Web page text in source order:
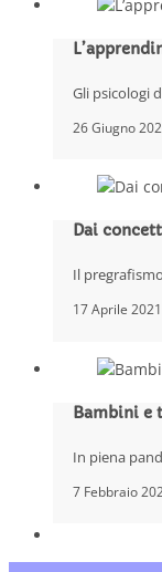
Gli psicologi
26 Giugno
Dai
Il
17 Aprile
Bambini e
In piena
7 Febbraio